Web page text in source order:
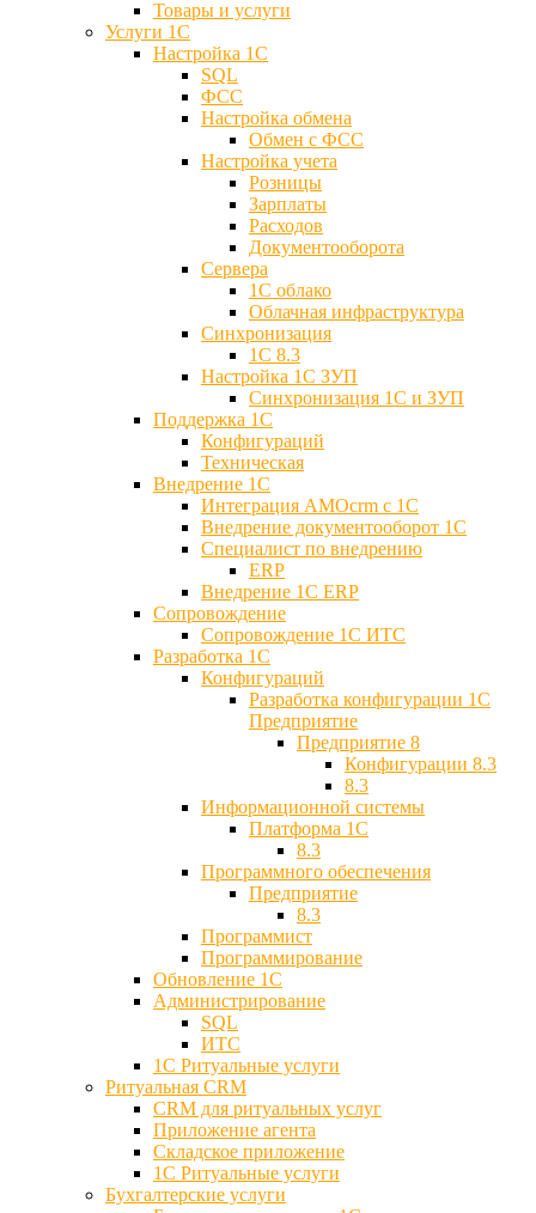
Товары и услуги
Услуги 1С
Настройка 1С
SQL
ФСС
Настройка обмена
Обмен с ФСС
Настройка учета
Розницы
Зарплаты
Расходов
Документооборота
Сервера
1С облако
Облачная инфраструктура
Синхронизация
1С 8.3
Настройка 1С ЗУП
Синхронизация 1С и ЗУП
Поддержка 1С
Конфигураций
Техническая
Внедрение 1С
Интеграция AMOcrm с 1C
Внедрение документооборот 1С
Специалист по внедрению
ERP
Внедрение 1С ERP
Cопровождение
Cопровождение 1С ИТС
Разработка 1C
Конфигураций
Разработка конфигурации 1С
Предприятие
Предприятие 8
Конфигурации 8.3
8.3
Информационной системы
Платформа 1С
8.3
Программного обеспечения
Предприятие
8.3
Программист
Программирование
Обновление 1С
Администрирование
SQL
ИТС
1С Ритуальные услуги
Ритуальная CRM
CRM для ритуальных услуг
Приложение агента
Складское приложение
1С Ритуальные услуги
Бухгалтерские услуги